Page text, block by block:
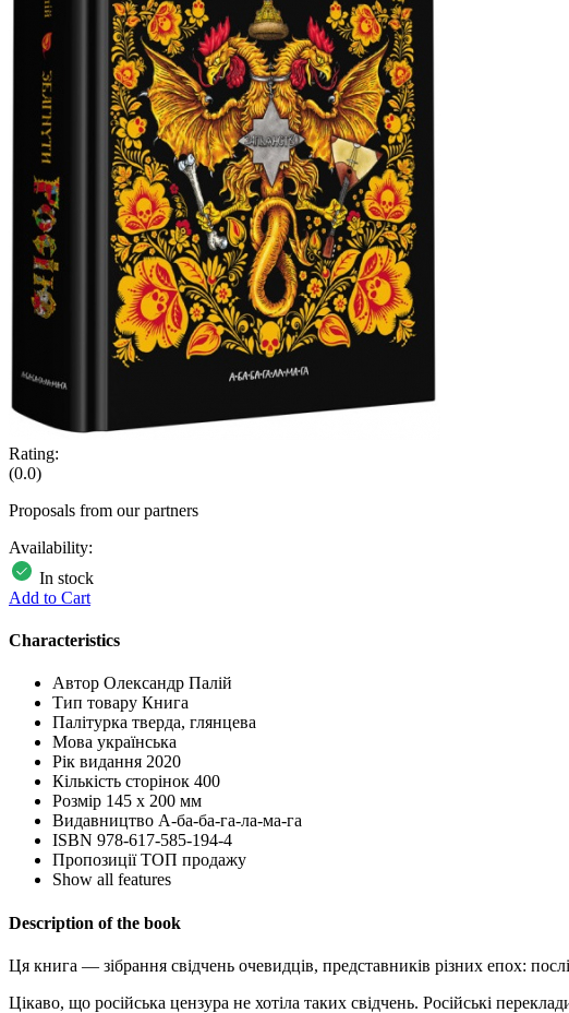
Rating:
(0.0)
Proposals from our partners
Availability:
In stock
Add to Cart
Characteristics
Автор Олександр Палій
Тип товару Книга
Палітурка тверда, глянцева
Мова українська
Рік видання 2020
Кількість сторінок 400
Розмір 145 х 200 мм
Видавництво А-ба-ба-га-ла-ма-га
ISBN 978-617-585-194-4
Пропозиції ТОП продажу
Show all features
Description of the book
Ця книга — зібрання свідчень очевидців, представників різних епох:
Цікаво, що російська цензура не хотіла таких свідчень. Російські